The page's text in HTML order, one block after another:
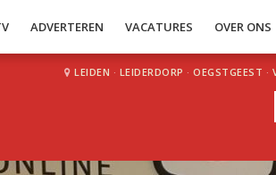
ADVERTEREN VACATURES OVER ONS
LEIDEN · LEIDERDORP · OEGSTGEEST ·